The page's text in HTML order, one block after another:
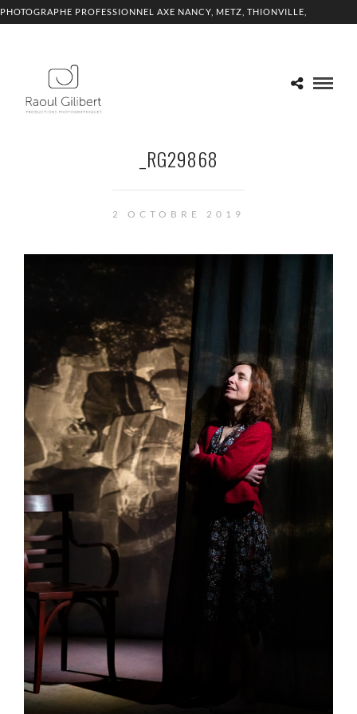
PHOTOGRAPHE PROFESSIONNEL AXE NANCY, METZ, THIONVILLE,
_RG29868
2 OCTOBRE 2019